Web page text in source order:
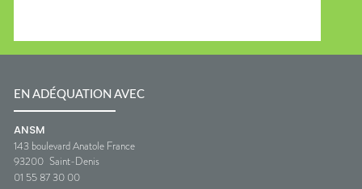
EN ADÉQUATION AVEC
ANSM
143 boulevard Anatole France
93200 Saint-Denis
01 55 87 30 00